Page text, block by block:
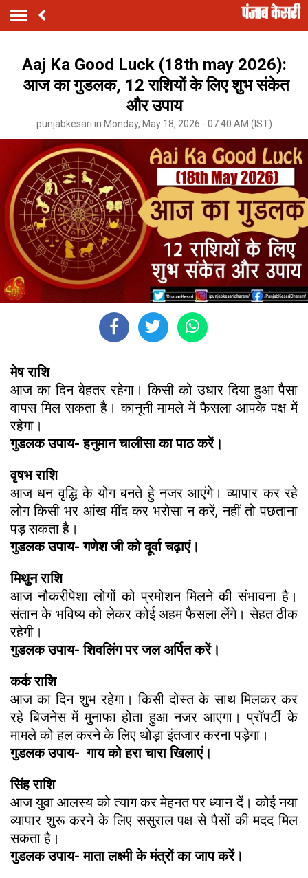
Aaj Ka Good Luck (18th may 2026):
आज का गुडलक, 12 राशियों के लिए शुभ संकेत
और उपाय
punjabkesari.in Monday, May 18, 2026 - 07:40 AM (IST)
मेष राशि
आज का दिन बेहतर रहेगा। किसी को उधार दिया हुआ पैसा
वापस मिल सकता है। कानूनी मामले में फैसला आपके पक्ष में
रहेगा।
गुडलक उपाय- हनुमान चालीसा का पाठ करें।
वृषभ राशि
आज धन वृद्धि के योग बनते हुे नजर आएंगे। व्यापार कर रहे
लोग किसी भर आंख मींद कर भरोसा न करें, नहीं तो पछताना
पड़ सकता है।
गुडलक उपाय- गणेश जी को दूर्वा चढ़ाएं।
मिथुन राशि
आज नौकरीपेशा लोगों को प्रमोशन मिलने की संभावना है।
संतान के भविष्य को लेकर कोई अहम फैसला लेंगे। सेहत ठीक
रहेगी।
गुडलक उपाय- शिवलिंग पर जल अर्पित करें।
कर्क राशि
आज का दिन शुभ रहेगा। किसी दोस्त के साथ मिलकर कर
रहे बिजनेस में मुनाफा होता हुआ नजर आएगा। प्रॉपर्टी के
मामले को हल करने के लिए थोड़ा इंतजार करना पड़ेगा।
गुडलक उपाय- गाय को हरा चारा खिलाएं।
सिंह राशि
आज युवा आलस्य को त्याग कर मेहनत पर ध्यान दें। कोई नया
व्यापार शुरू करने के लिए ससुराल पक्ष से पैसों की मदद मिल
सकता है।
गुडलक उपाय- माता लक्ष्मी के मंत्रों का जाप करें।